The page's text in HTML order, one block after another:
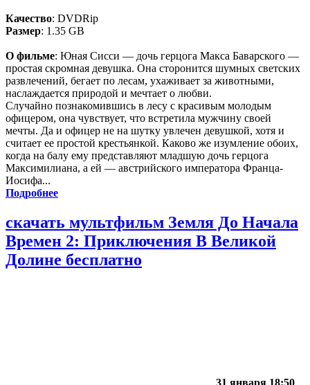
Качество: DVDRip
Размер: 1.35 GB
О фильме: Юная Сисси — дочь герцога Макса Баварского —
простая скромная девушка. Она сторонится шумных светских
развлечений, бегает по лесам, ухаживает за животными,
наслаждается природой и мечтает о любви.
Случайно познакомившись в лесу с красивым молодым
офицером, она чувствует, что встретила мужчину своей
мечты. Да и офицер не на шутку увлечен девушкой, хотя и
считает ее простой крестьянкой. Каково же изумление обоих,
когда на балу ему представляют младшую дочь герцога
Максимилиана, а ей — австрийского императора Франца-
Иосифа...
Подробнее
скачать мультфильм Земля До Начала
Времен 2: Приключения В Великой
Долине бесплатно